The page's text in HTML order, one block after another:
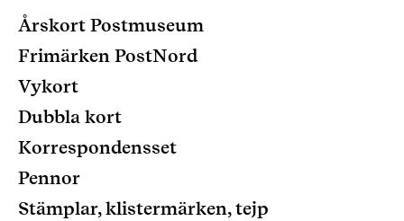
Årskort Postmuseum
Frimärken PostNord
Vykort
Dubbla kort
Korrespondensset
Pennor
Stämplar, klistermärken, tejp